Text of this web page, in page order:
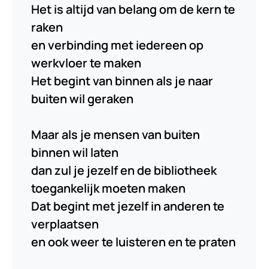
Het is altijd van belang om de kern te
raken
en verbinding met iedereen op
werkvloer te maken
Het begint van binnen als je naar
buiten wil geraken
Maar als je mensen van buiten
binnen wil laten
dan zul je jezelf en de bibliotheek
toegankelijk moeten maken
Dat begint met jezelf in anderen te
verplaatsen
en ook weer te luisteren en te praten